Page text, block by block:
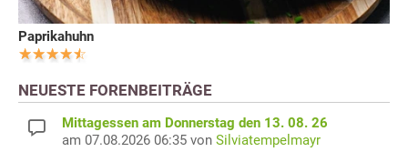
Paprikahuhn
NEUESTE FORENBEITRÄGE
Mittagessen am Donnerstag den 13. 08. 26
am 07.08.2026 06:35 von Silviatempelmayr